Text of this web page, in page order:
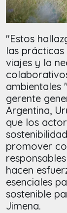
"Estos
las prácticas
viajes y la
ambientales
gerente
Argentina,
que los
promover
hacen
esenciales
sostenible
Jimena.